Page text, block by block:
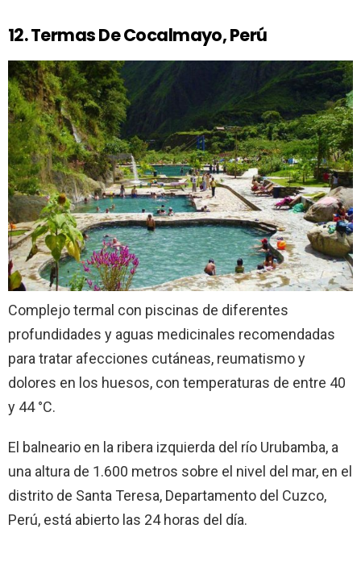
12. Termas De Cocalmayo, Perú
Complejo termal con piscinas de diferentes
profundidades y aguas medicinales recomendadas
para tratar afecciones cutáneas, reumatismo y
dolores en los huesos, con temperaturas de entre 40
y 44 °C.
El balneario en la ribera izquierda del río Urubamba, a
una altura de 1.600 metros sobre el nivel del mar, en el
distrito de Santa Teresa, Departamento del Cuzco,
Perú, está abierto las 24 horas del día.